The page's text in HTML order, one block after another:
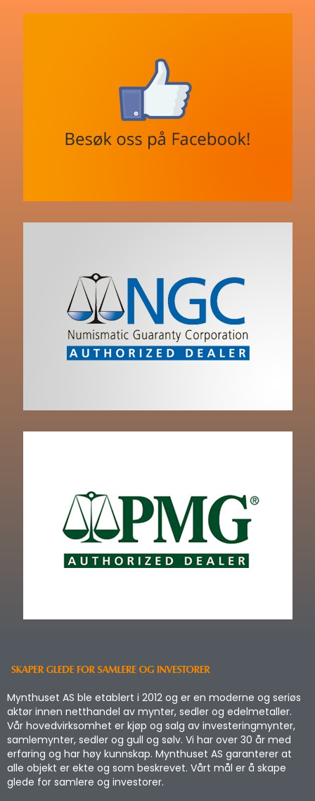
Mynthuset AS ble etablert i 2012 og er en moderne og seriøs
aktør innen netthandel av mynter, sedler og edelmetaller.
Vår hovedvirksomhet er kjøp og salg av investeringmynter,
samlemynter, sedler og gull og sølv. Vi har over 30 år med
erfaring og har høy kunnskap. Mynthuset AS garanterer at
alle objekt er ekte og som beskrevet. Vårt mål er å skape
glede for samlere og investorer.